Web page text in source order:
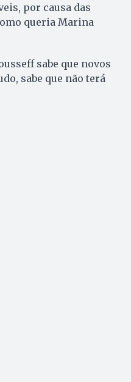
por causa das
queria Marina
sabe que novos
sabe que não terá